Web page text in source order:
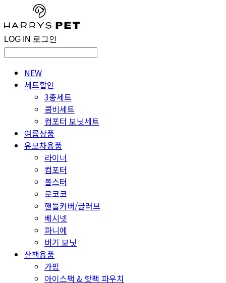
LOG IN 로그인
NEW
세트할인
3종세트
콤비세트
컴포터 보닛세트
여름상품
유모차용품
라이너
컴포터
볼스터
로코코
핸들커버/글러브
베시넷
파니에
버기 보닛
산책용품
가방
아이스팩 & 핫팩 파우치